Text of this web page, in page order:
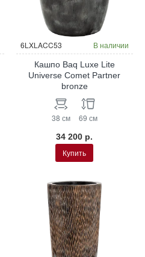
6LXLACC53 В наличии
Кашпо Baq Luxe Lite
Universe Comet Partner
bronze
38 см 69 см
34 200 р.
Купить